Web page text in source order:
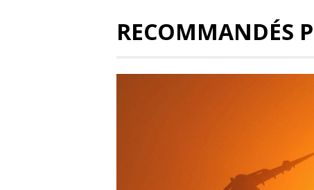
RECOMMANDÉS